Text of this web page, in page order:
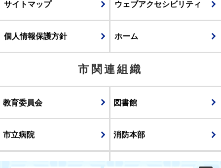
サイトマップ ウェブアクセシビリティ
個人情報保護方針 ホーム
市関連組織
教育委員会 図書館
市立病院 消防本部